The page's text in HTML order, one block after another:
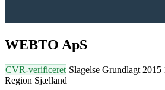
WEBTO ApS
CVR-verificeret Slagelse Grundlagt 2015
Region Sjælland